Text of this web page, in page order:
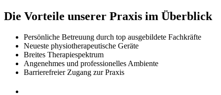
Die Vorteile unserer Praxis im Überblick
Persönliche Betreuung durch top ausgebildete Fachkräfte
Neueste physiotherapeutische Geräte
Breites Therapiespektrum
Angenehmes und professionelles Ambiente
Barrierefreier Zugang zur Praxis